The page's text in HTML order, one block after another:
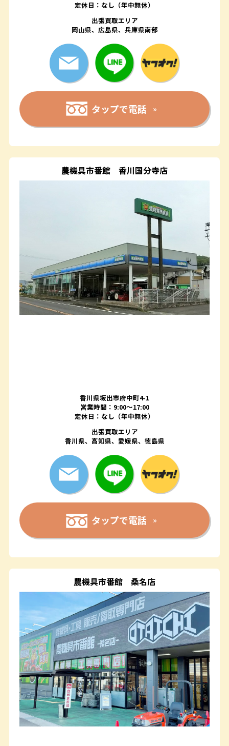
定休日：なし（年中無休）
出張買取エリア
岡山県、広島県、兵庫県南部
タップで電話
農機具市番館 香川国分寺店
香川県坂出市府中町4-1
営業時間：9:00～17:00
定休日：なし（年中無休）
出張買取エリア
香川県、高知県、愛媛県、徳島県
タップで電話
農機具市番館 桑名店